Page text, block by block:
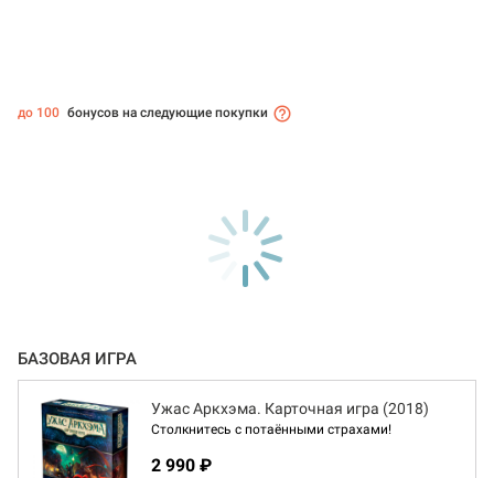
до 100 бонусов на следующие покупки
БАЗОВАЯ ИГРА
Ужас Аркхэма. Карточная игра (2018)
Столкнитесь с потаёнными страхами!
2 990 ₽